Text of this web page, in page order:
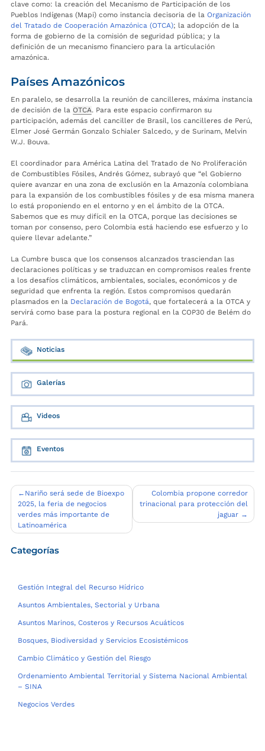
clave como: la creación del Mecanismo de Participación de los
Pueblos Indígenas (Mapi) como instancia decisoria de la Organización
del Tratado de Cooperación Amazónica (OTCA); la adopción de la
forma de gobierno de la comisión de seguridad pública; y la
definición de un mecanismo financiero para la articulación
amazónica.
Países Amazónicos
En paralelo, se desarrolla la reunión de cancilleres, máxima instancia
de decisión de la OTCA. Para este espacio confirmaron su
participación, además del canciller de Brasil, los cancilleres de Perú,
Elmer José Germán Gonzalo Schialer Salcedo, y de Surinam, Melvin
W.J. Bouva.
El coordinador para América Latina del Tratado de No Proliferación
de Combustibles Fósiles, Andrés Gómez, subrayó que “el Gobierno
quiere avanzar en una zona de exclusión en la Amazonía colombiana
para la expansión de los combustibles fósiles y de esa misma manera
lo está proponiendo en el entorno y en el ámbito de la OTCA.
Sabemos que es muy difícil en la OTCA, porque las decisiones se
toman por consenso, pero Colombia está haciendo ese esfuerzo y lo
quiere llevar adelante.”
La Cumbre busca que los consensos alcanzados trasciendan las
declaraciones políticas y se traduzcan en compromisos reales frente
a los desafíos climáticos, ambientales, sociales, económicos y de
seguridad que enfrenta la región. Estos compromisos quedarán
plasmados en la Declaración de Bogotá, que fortalecerá a la OTCA y
servirá como base para la postura regional en la COP30 de Belém do
Pará.
Noticias
Galerías
Videos
Eventos
Navegación
de
entradas
Nariño será sede de Bioexpo
2025, la feria de negocios
verdes más importante de
Latinoamérica
Colombia propone corredor
trinacional para protección del
jaguar
Categorías
Gestión Integral del Recurso Hídrico
Asuntos Ambientales, Sectorial y Urbana
Asuntos Marinos, Costeros y Recursos Acuáticos
Bosques, Biodiversidad y Servicios Ecosistémicos
Cambio Climático y Gestión del Riesgo
Ordenamiento Ambiental Territorial y Sistema Nacional Ambiental
– SINA
Negocios Verdes